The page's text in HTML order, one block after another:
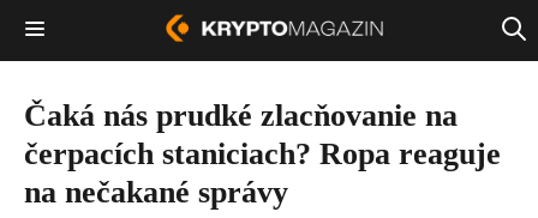
Čaká nás prudké zlacňovanie na
čerpacích staniciach? Ropa reaguje
na nečakané správy